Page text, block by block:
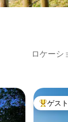
ロケーシ
大好評
ゲス